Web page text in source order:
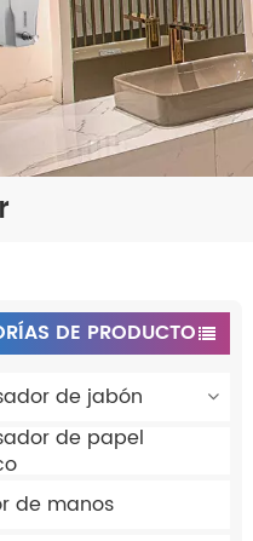
DE PRODUCTO
de jabón
de papel
de manos